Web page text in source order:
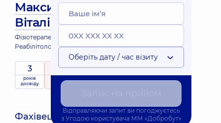
Максим
Віталійович
Фізіотерапевт; Масажист;
Реабілітолог
3
років
досвіду
5 / 5
80 Відгуки
Фахівець
Оберіть дату / час візиту
Відправляючи запит ви погоджуєтесь
з Угодою користувача ММ «Добробут»